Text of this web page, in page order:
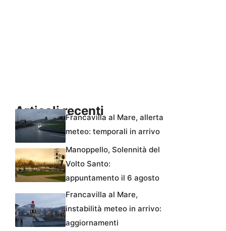
Articoli recentiFrancavilla al Mare, allerta
meteo: temporali in arrivo
Manoppello, Solennità del
Volto Santo:
appuntamento il 6 agosto
Francavilla al Mare,
instabilità meteo in arrivo:
aggiornamenti